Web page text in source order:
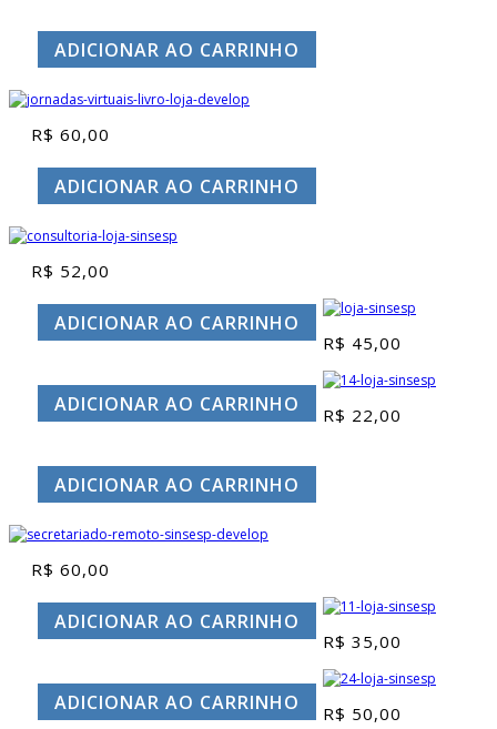
ADICIONAR AO CARRINHO
R$ 60,00
ADICIONAR AO CARRINHO
R$ 52,00
ADICIONAR AO CARRINHO
R$ 45,00
ADICIONAR AO CARRINHO R$ 22,00
ADICIONAR AO CARRINHO
R$ 60,00
ADICIONAR AO CARRINHO
R$ 35,00
ADICIONAR AO CARRINHO R$ 50,00